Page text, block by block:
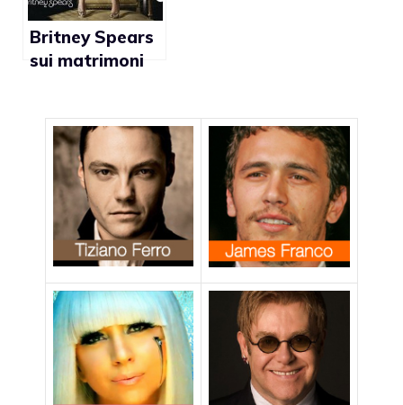
Britney Spears
sui matrimoni
dovrebbero
essere trattati
allo stesso
modo”